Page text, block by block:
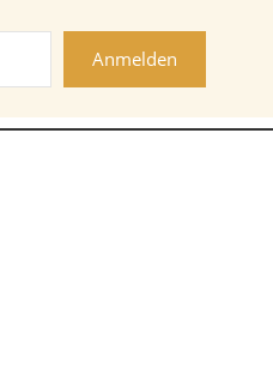
Anmelden